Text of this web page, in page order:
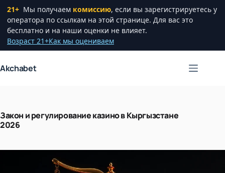
21+ Мы получаем комиссию, если вы зарегистрируетесь у
оператора по ссылкам на этой странице. Для вас это
бесплатно и на наши оценки не влияет.
Возраст 21+Как мы оцениваем
к
Akchabet
Закон и регулирование казино в Кыргызстане
2026